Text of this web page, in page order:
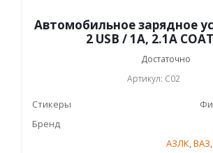
Автомобильное зарядное
2 USB / 1А, 2.1А
Достаточно
Артикул: С02
Стикеры
Бренд
АЗЛК,ВАЗ,